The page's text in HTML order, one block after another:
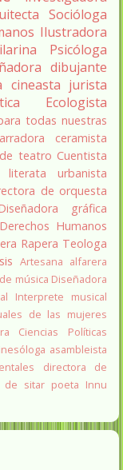
Socióloga
Ilustradora
Psicóloga
dibujante
cineasta jurista
Ecologista
todas nuestras
ceramista
teatro Cuentista
literata
urbanista
de orquesta
gráfica
Humanos
Rapera Teologa
Artesana alfarera
música Diseñadora
Interprete musical
de las mujeres
Ciencias Políticas
asambleista
directora de
de sitar poeta Innu